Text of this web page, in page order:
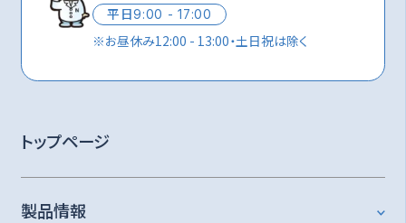
平日9:00 - 17:00
※お昼休み12:00 - 13:00・土日祝は除く
トップページ
製品情報